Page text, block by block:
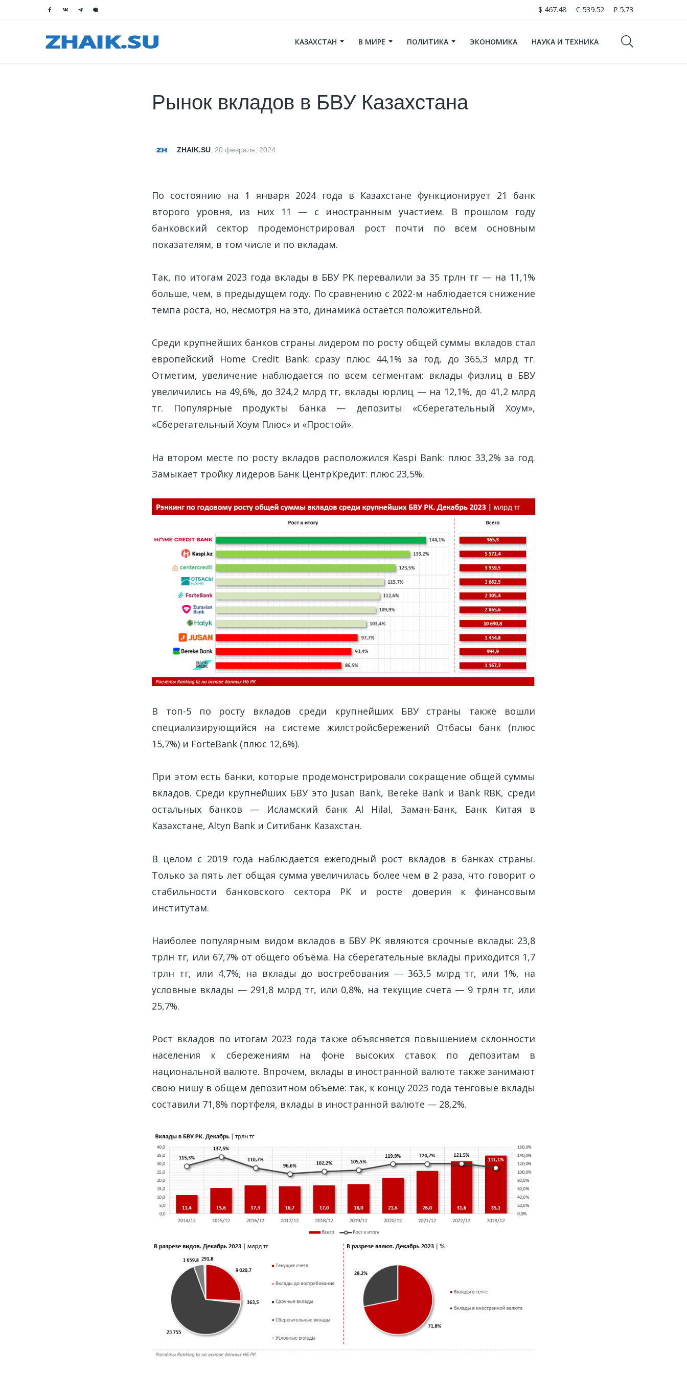
$ 467.48 € 539.52 ₽ 5.73
КАЗАХСТАН В МИРЕ ПОЛИТИКА ЭКОНОМИКА НАУКА И ТЕХНИКА
Рынок вкладов в БВУ Казахстана
ZHAIK.SU, 20 февраля, 2024
По состоянию на 1 января 2024 года в Казахстане функционирует 21 банк
второго уровня, из них 11 — с иностранным участием. В прошлом году
банковский сектор продемонстрировал рост почти по всем основным
показателям, в том числе и по вкладам.
Так, по итогам 2023 года вклады в БВУ РК перевалили за 35 трлн тг — на 11,1%
больше, чем, в предыдущем году. По сравнению с 2022-м наблюдается снижение
темпа роста, но, несмотря на это, динамика остаётся положительной.
Среди крупнейших банков страны лидером по росту общей суммы вкладов стал
европейский Home Credit Bank: сразу плюс 44,1% за год, до 365,3 млрд тг.
Отметим, увеличение наблюдается по всем сегментам: вклады физлиц в БВУ
увеличились на 49,6%, до 324,2 млрд тг, вклады юрлиц — на 12,1%, до 41,2 млрд
тг. Популярные продукты банка — депозиты «Сберегательный Хоум»,
«Сберегательный Хоум Плюс» и «Простой».
На втором месте по росту вкладов расположился Kaspi Bank: плюс 33,2% за год.
Замыкает тройку лидеров Банк ЦентрКредит: плюс 23,5%.
В топ-5 по росту вкладов среди крупнейших БВУ страны также вошли
специализирующийся на системе жилстройсбережений Отбасы банк (плюс
15,7%) и ForteBank (плюс 12,6%).
При этом есть банки, которые продемонстрировали сокращение общей суммы
вкладов. Среди крупнейших БВУ это Jusan Bank, Bereke Bank и Bank RBK, среди
остальных банков — Исламский банк Al Hilal, Заман-Банк, Банк Китая в
Казахстане, Altyn Bank и Ситибанк Казахстан.
В целом с 2019 года наблюдается ежегодный рост вкладов в банках страны.
Только за пять лет общая сумма увеличилась более чем в 2 раза, что говорит о
стабильности банковского сектора РК и росте доверия к финансовым
институтам.
Наиболее популярным видом вкладов в БВУ РК являются срочные вклады: 23,8
трлн тг, или 67,7% от общего объёма. На сберегательные вклады приходится 1,7
трлн тг, или 4,7%, на вклады до востребования — 363,5 млрд тг, или 1%, на
условные вклады — 291,8 млрд тг, или 0,8%, на текущие счета — 9 трлн тг, или
25,7%.
Рост вкладов по итогам 2023 года также объясняется повышением склонности
населения к сбережениям на фоне высоких ставок по депозитам в
национальной валюте. Впрочем, вклады в иностранной валюте также занимают
свою нишу в общем депозитном объёме: так, к концу 2023 года тенговые вклады
составили 71,8% портфеля, вклады в иностранной валюте — 28,2%.